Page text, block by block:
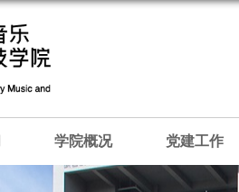
学院概况 党建工作